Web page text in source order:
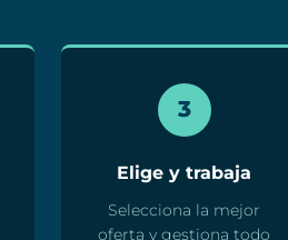
3
Elige y trabaja
Selecciona la mejor
oferta y gestiona todo